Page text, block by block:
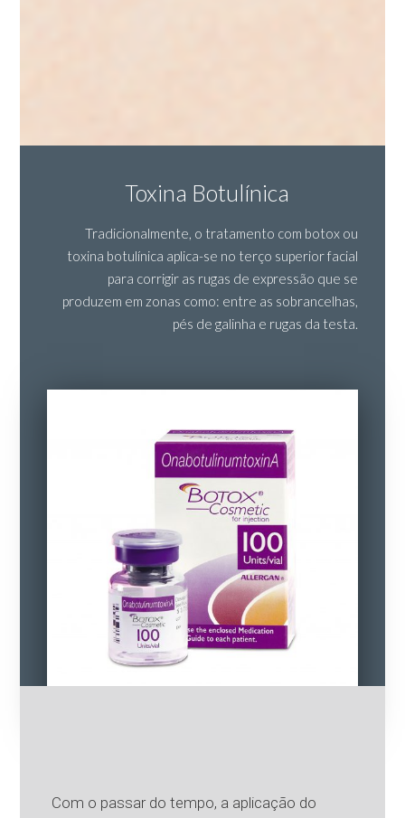
Toxina Botulínica
Tradicionalmente, o tratamento com botox ou
toxina botulínica aplica-se no terço superior facial
para corrigir as rugas de expressão que se
produzem em zonas como: entre as sobrancelhas,
pés de galinha e rugas da testa.
Com o passar do tempo, a aplicação do